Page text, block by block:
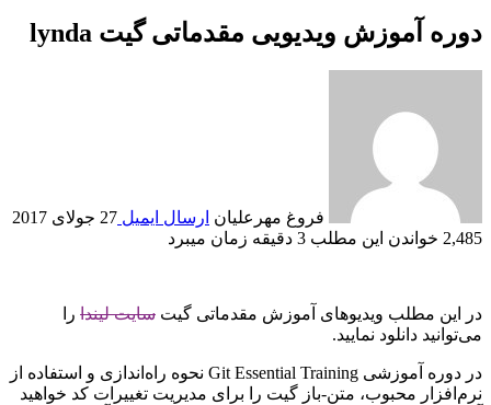
دوره آموزش ویدیویی مقدماتی گیت lynda
فروغ مهرعلیان ارسال ایمیل 27 جولای 2017
2,485 خواندن این مطلب 3 دقیقه زمان می‎برد
در این مطلب ویدیو‌های آموزش مقدماتی گیت سایت لیندا را
می‌توانید دانلود نمایید.
در دوره آموزشی Git Essential Training نحوه راه‌اندازی و استفاده از
نرم‌افزار محبوب، متن-باز گیت را برای مدیریت تغییرات کد خواهید